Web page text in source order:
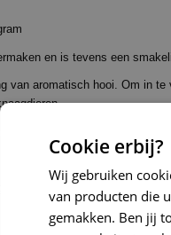
en is tevens een
van aromatisch hooi. Om in
alle knaagdieren en
40%
Cookie erbij?
Wij gebruiken
van producten die
gemakken. Ben jij